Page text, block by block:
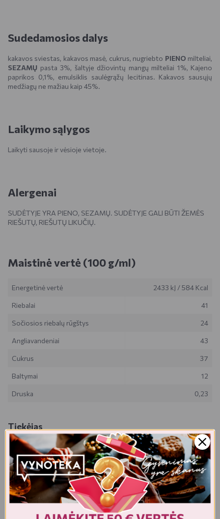
Sudedamosios dalys
kakavos sviestas, kakavos masė, cukrus, nugriebto PIENO milteliai,
SEZAMŲ pasta 3%, šaltyje džiovintų mangų milteliai 1%, Kajeno
paprikos 0,1%, emulsiklis saulėgrąžų lecitinas. Kakavos sausųjų
medžiagų ne mažiau kaip 45%.
Laikymo sąlygos
Laikyti sausoje ir vėsioje vietoje.
Alergenai
SUDĖTYJE YRA PIENO, SEZAMŲ. SUDĖTYJE GALI BŪTI ŽEMĖS
RIEŠUTŲ, RIEŠUTŲ LIKUČIŲ.
Maistinė vertė (100 g/ml)
Energetinė vertė 2433 kJ /584 Kcal
Riebalai 41
Sočiosios riebalų rūgštys 24
Angliavandeniai 43
Cukrus 37
Baltymai 12
Druska 0,23
Tiekėjas
UAB "Choco Group"
Technikos g. 7A, Ilgakiemis, LT-53288 Kauno r. , Lietuva
Realios prekės išvaizda gali šiek tiek skirtis nuo esančios nuotraukoje.
Prekės, kurias gausite, gali būti kitokioje pakuotėje bei kitokios
išvaizdos ar formos. Informacija produkto aprašyme, kuri pateikiama